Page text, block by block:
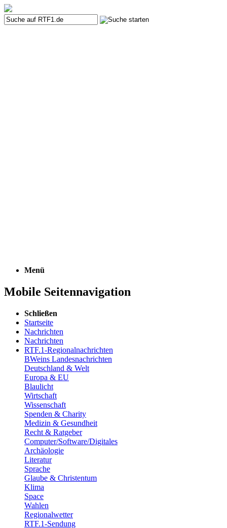
Menü
Mobile Seitennavigation
Schließen
Startseite
Nachrichten
Nachrichten
RTF.1-Regionalnachrichten
BWeins Landesnachrichten
Deutschland & Welt
Europa & EU
Blaulicht
Wirtschaft
Wissenschaft
Spenden & Charity
Medizin & Gesundheit
Recht & Ratgeber
Computer/Software/Digitales
Archäologie
Literatur
Sprache
Glaube & Christentum
Klima
Space
Wahlen
Regionalwetter
RTF.1-Sendung